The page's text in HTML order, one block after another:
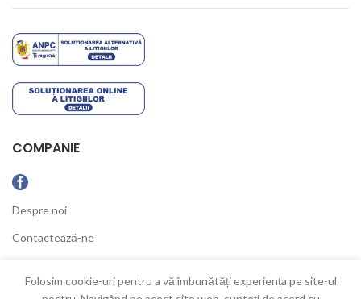
COMPANIE
Despre noi
Contactează-ne
Folosim cookie-uri pentru a vă îmbunătăți experiența pe site-ul